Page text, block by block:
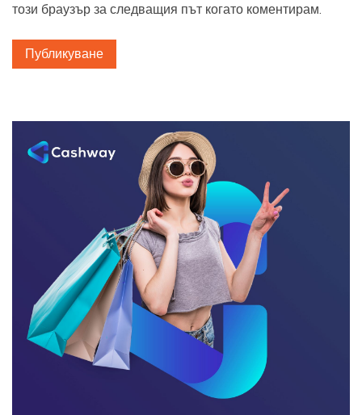
този браузър за следващия път когато коментирам.